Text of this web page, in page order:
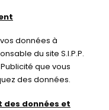
données à
du site S.I.P.P.
que vous
des données.
données et